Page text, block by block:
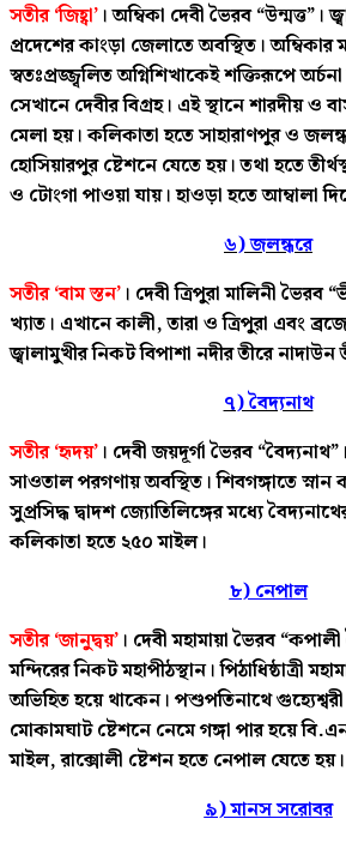
সতীর ‘জিহ্বা’ । অম্বিকা দেবী ভৈরব “উন্মত্ত”।
প্রদেশের কাংড়া জেলাতে অবস্থিত। অম্বিকার
স্বতঃপ্রজ্জ্বলিত অগ্নিশিখাকেই শক্তিরূপে
সেখানে দেবীর বিগ্রহ। এই স্থানে শারদীয় ও
মেলা হয়। কলিকাতা হতে সাহারাণপুর ও
হোসিয়ারপুর ষ্টেশনে যেতে হয়। তথা হতে
ও টোংগা পাওয়া যায়। হাওড়া হতে আম্বালা
৬) জলন্ধরে
সতীর ‘বাম স্তন’ । দেবী ত্রিপুরা মালিনী ভৈরব
খ্যাত। এখানে কালী, তারা ও ত্রিপুরা এবং
জ্বালামুখীর নিকট বিপাশা নদীর তীরে নাদাউন
৭) বৈদ্যনাথ
সতীর ‘হৃদয়’ । দেবী জয়দূর্গা ভৈরব
সাওতাল পরগণায় অবস্থিত। শিবগঙ্গাতে
সুপ্রসিদ্ধ দ্বাদশ জ্যোতিলিঙ্গের মধ্যে
কলিকাতা হতে ২৫০ মাইল।
৮) নেপাল
সতীর ‘জানুদ্বয়’ । দেবী মহামায়া ভৈরব
মন্দিরের নিকট মহাপীঠস্থান। পিঠাধিষ্ঠাত্রী
অভিহিত হয়ে থাকেন। পশুপতিনাথে গুহ্যেশ্বরী
মোকামঘাট ষ্টেশনে নেমে গঙ্গা পার হয়ে
মাইল, রাক্সোলী ষ্টেশন হতে নেপাল যেতে হয়।
৯) মানস সরোবর